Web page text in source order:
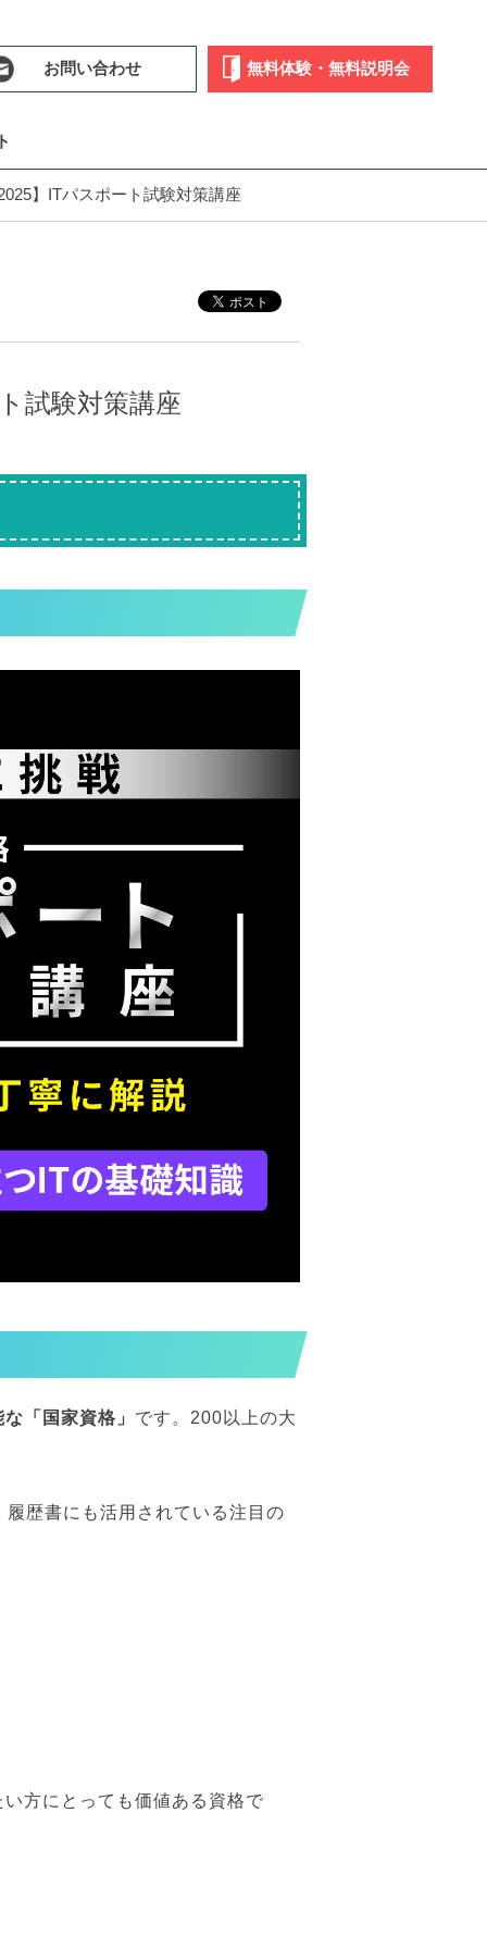
お問い合わせ 無料体験・無料説明会
】ITパスポート試験対策講座
試験対策講座
「国家資格」 です。200以上の大
歴書にも活用されている注目の
方にとっても価値ある資格で